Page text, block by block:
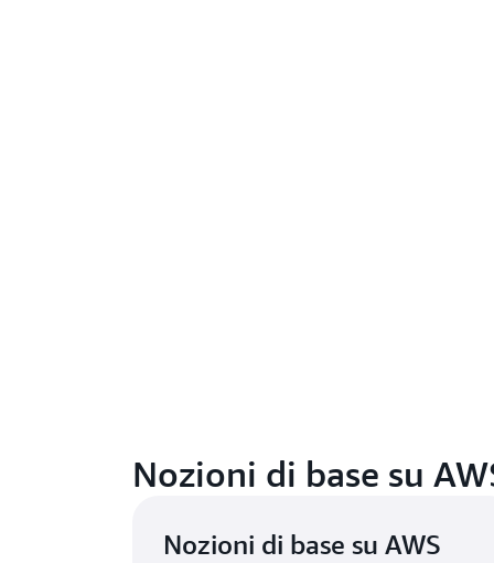
Nozioni di base su
Nozioni di base su AWS